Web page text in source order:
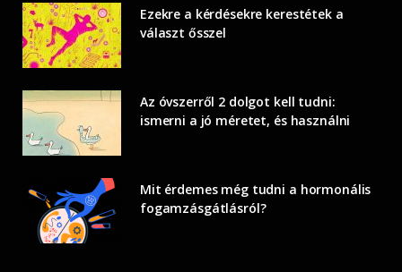
Ezekre a kérdésekre kerestétek a
választ ősszel
Az óvszerről 2 dolgot kell tudni:
ismerni a jó méretet, és használni
Mit érdemes még tudni a hormonális
fogamzásgátlásról?